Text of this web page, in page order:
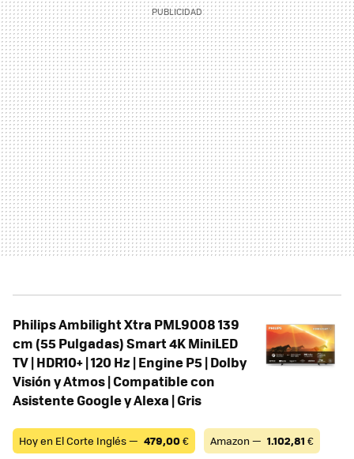
Philips Ambilight Xtra PML9008 139
cm (55 Pulgadas) Smart 4K MiniLED
TV | HDR10+ | 120 Hz | Engine P5 | Dolby
Visión y Atmos | Compatible con
Asistente Google y Alexa | Gris
Hoy en El Corte Inglés — 479,00€ Amazon — 1.102,81 €